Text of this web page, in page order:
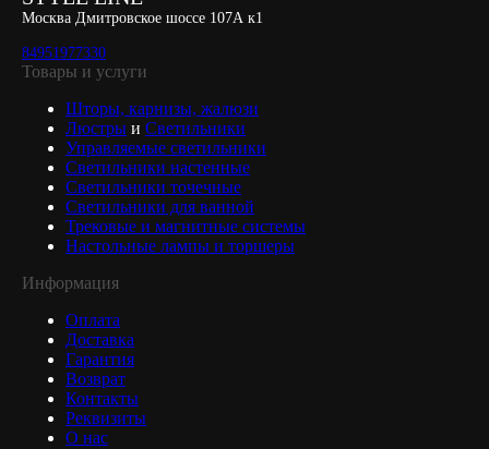
Москва Дмитровское шоссе 107А к1
84951977330
Товары и услуги
Шторы, карнизы, жалюзи
Люстры и Светильники
Управляемые светильники
Светильники настенные
Светильники точечные
Светильники для ванной
Трековые и магнитные системы
Настольные лампы и торшеры
Информация
Оплата
Доставка
Гарантия
Возврат
Контакты
Реквизиты
О нас